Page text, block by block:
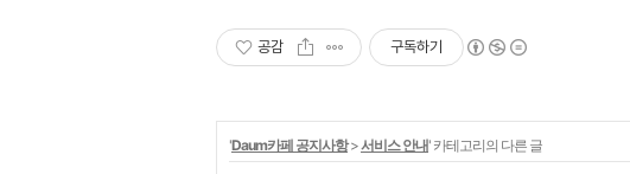
공감 구독하기
'Daum카페 공지사항>서비스 안내' 카테고리의 다른 글